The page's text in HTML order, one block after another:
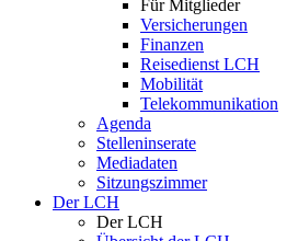
Für Mitglieder
Versicherungen
Finanzen
Reisedienst LCH
Mobilität
Telekommunikation
Agenda
Stelleninserate
Mediadaten
Sitzungszimmer
Der LCH
Der LCH